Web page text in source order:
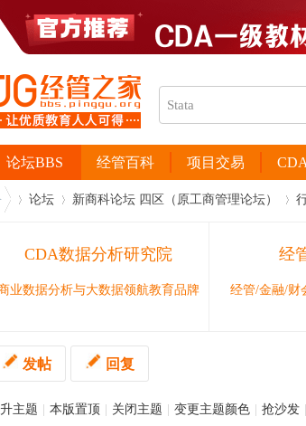
经管百科 项目交易
论坛BBS
论坛 新商科论坛 四区（原工商管理论坛）
CDA数据分析研究院
业数据分析与大数据领航教育品牌
经
经管/金融/财
发帖 回复
主题 本版置顶 关闭主题 变更主题颜色 抢沙发